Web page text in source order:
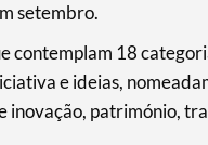
setembro.
contemplam 18
e ideias,
inovação, património,